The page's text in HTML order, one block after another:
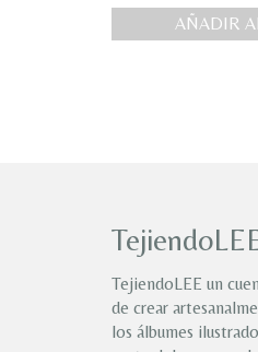
AÑADIR
TejiendoLEE un
de crear
los álbumes